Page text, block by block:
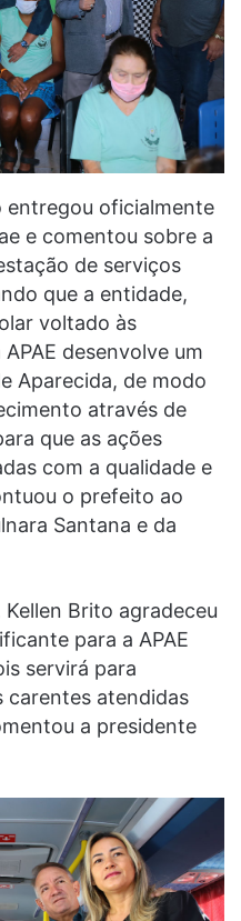
entregou oficialmente
e comentou sobre a
de serviços
que a entidade,
voltado às
desenvolve um
Aparecida, de modo
através de
que as ações
com a qualidade e
o prefeito ao
Santana e da
Brito agradeceu
para a APAE
servirá para
carentes atendidas
a presidente